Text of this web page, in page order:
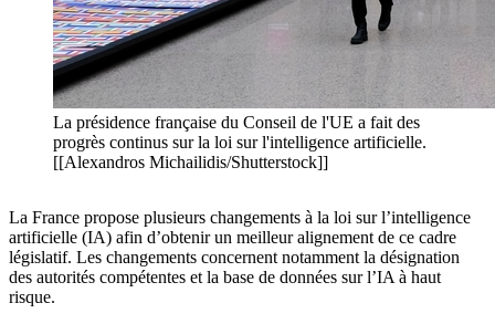
La présidence française du Conseil de l'UE a fait des
progrès continus sur la loi sur l'intelligence artificielle.
[[Alexandros Michailidis/Shutterstock]]
La France propose plusieurs changements à la loi sur l’intelligence
artificielle (IA) afin d’obtenir un meilleur alignement de ce cadre
législatif. Les changements concernent notamment la désignation
des autorités compétentes et la base de données sur l’IA à haut
risque.